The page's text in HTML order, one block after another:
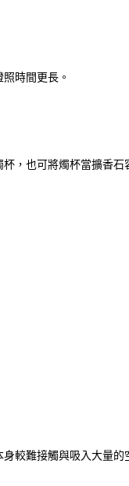
時間更長。
，也可將燭杯當擴香石
較難接觸與吸入大量